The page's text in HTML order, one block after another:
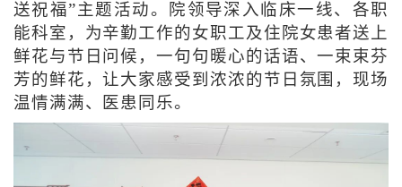
送祝福”主题活动。院领导深入临床一线、各职
能科室，为辛勤工作的女职工及住院女患者送上
鲜花与节日问候，一句句暖心的话语、一束束芬
芳的鲜花，让大家感受到浓浓的节日氛围，现场
温情满满、医患同乐。